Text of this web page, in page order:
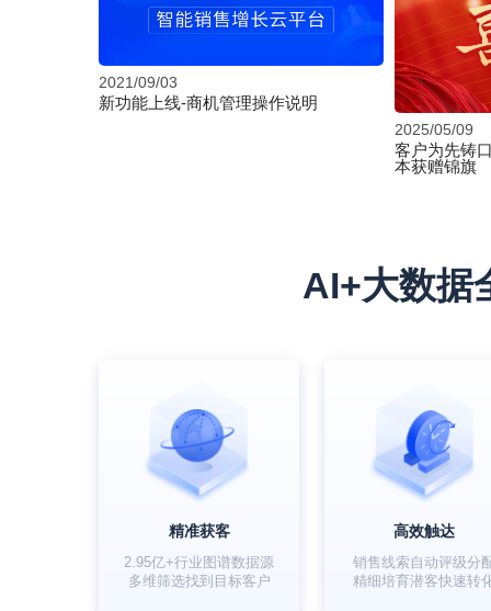
2021/09/03
新功能上线-商机管理操作说明
2025/05/09
客户为先铸
本获赠锦旗
AI+大数据
精准获客
2.95亿+行业图谱数据源
多维筛选找到目标客户
高效触达
销售线索自动评级分
精细培育潜客快速转